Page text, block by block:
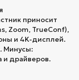
приносит
Zoom, TrueConf),
и 4K-дисплей.
Минусы:
и драйверов.